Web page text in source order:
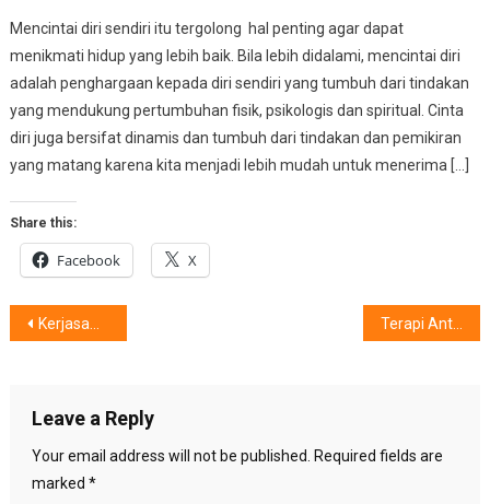
Mencintai diri sendiri itu tergolong hal penting agar dapat
menikmati hidup yang lebih baik. Bila lebih didalami, mencintai diri
adalah penghargaan kepada diri sendiri yang tumbuh dari tindakan
yang mendukung pertumbuhan fisik, psikologis dan spiritual. Cinta
diri juga bersifat dinamis dan tumbuh dari tindakan dan pemikiran
yang matang karena kita menjadi lebih mudah untuk menerima […]
Share this:
Facebook X
Post
Kerjasama Prodia dan PB IDI, Optimalkan Peran Layanan Kesehatan Di Masyarakat Terapi Antiviral Oral Memerangi COVID-19, Dihadirkan Oleh ……
Leave a Reply
Your email address will not be published.
Required fields are
marked *